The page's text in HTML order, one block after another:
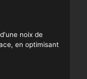
noix de
en optimisant